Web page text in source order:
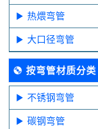
热煨弯管
大口径弯管
按弯管材质分类
不锈钢弯管
碳钢弯管